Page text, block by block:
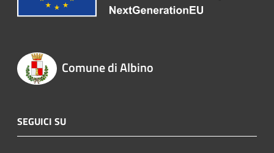
Comune di Albino
SEGUICI SU